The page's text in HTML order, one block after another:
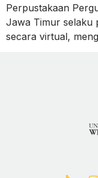
Perpustakaan
Jawa Timur selaku
secara virtual,